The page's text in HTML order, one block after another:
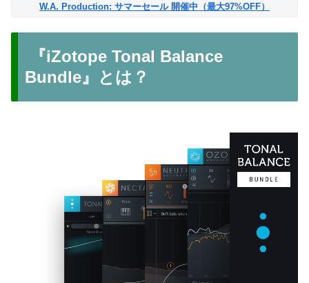
W.A. Production: サマーセール 開催中（最大97%OFF）
『iZotope Tonal Balance
Bundle』とは？